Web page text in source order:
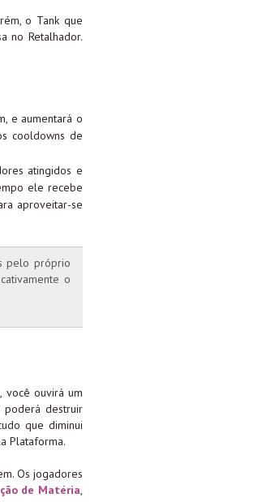
o Tank que
no Retalhador.
e aumentará o
cooldowns de
atingidos e
ele recebe
aproveitar-se
pelo próprio
o
você ouvirá um
poderá destruir
que diminui
Plataforma.
Os jogadores
de Matéria,